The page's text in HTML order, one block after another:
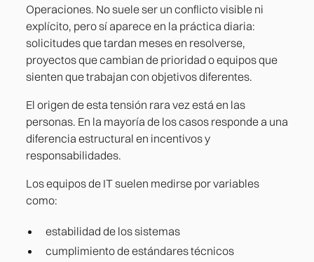
Operaciones. No suele ser un conflicto visible ni
explícito, pero sí aparece en la práctica diaria:
solicitudes que tardan meses en resolverse,
proyectos que cambian de prioridad o equipos que
sienten que trabajan con objetivos diferentes.
El origen de esta tensión rara vez está en las
personas. En la mayoría de los casos responde a una
diferencia estructural en incentivos y
responsabilidades.
Los equipos de IT suelen medirse por variables
como:
estabilidad de los sistemas
cumplimiento de estándares técnicos